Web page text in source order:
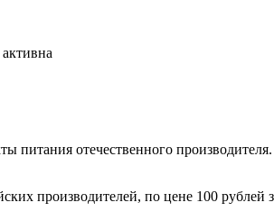
питания отечественного производителя.
производителей, по цене 100 рублей